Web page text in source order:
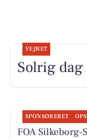
VEJRET
Solrig
SPONSORERET
FOA